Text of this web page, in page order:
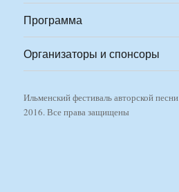
Программа
Организаторы и спонсоры
Ильменский фестиваль авторской песни
2016. Все права защищены